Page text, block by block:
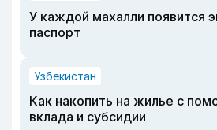
У каждой махалли появится
паспорт
Узбекистан
Как накопить на жилье с
вклада и субсидии